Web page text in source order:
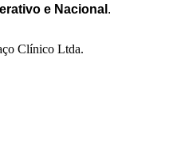
e Nacional .
Clínico Ltda.